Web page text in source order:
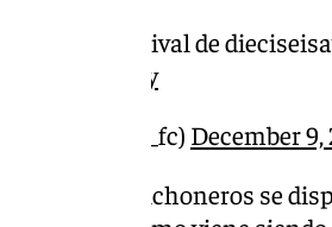
tenéis a nuestro rival de
IUgajucaZy
(@marbella_fc) December 9,
y colchoneros se